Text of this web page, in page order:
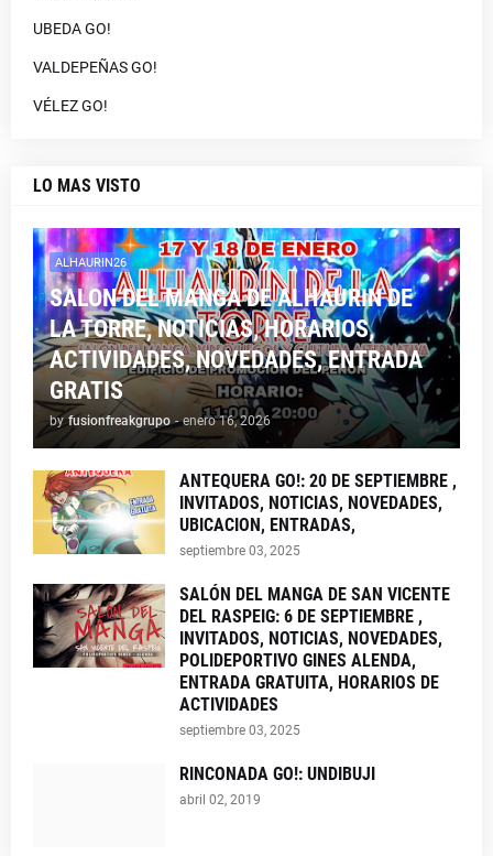
UBEDA GO!
VALDEPEÑAS GO!
VÉLEZ GO!
LO MAS VISTO
ALHAURIN26
SALON DEL MANGA DE ALHAURIN DE
LA TORRE, NOTICIAS, HORARIOS,
ACTIVIDADES, NOVEDADES, ENTRADA
GRATIS
by fusionfreakgrupo - enero 16, 2026
ANTEQUERA GO!: 20 DE SEPTIEMBRE ,
INVITADOS, NOTICIAS, NOVEDADES,
UBICACION, ENTRADAS,
septiembre 03, 2025
SALÓN DEL MANGA DE SAN VICENTE
DEL RASPEIG: 6 DE SEPTIEMBRE ,
INVITADOS, NOTICIAS, NOVEDADES,
POLIDEPORTIVO GINES ALENDA,
ENTRADA GRATUITA, HORARIOS DE
ACTIVIDADES
septiembre 03, 2025
RINCONADA GO!: UNDIBUJI
abril 02, 2019